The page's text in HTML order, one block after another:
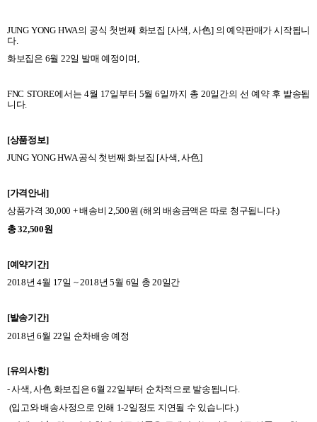
JUNG YONG HWA의 공식 첫번째 화보집 [사색 사色] 의 예약판매가 시작됩니
다.
화보집은 6월 22일 발매 예정이며,
FNC STORE에서는 4월 17일부터 5월 6일까지 총 20일간의 선 예약 후 발송됩
니다.
[상품정보]
JUNG YONG HWA공식 첫번째 화보집 [사색,사色]
[가격안내]
상품가격 30,000 +배송비 2,500원 (해외 배송금액은 따로 청구됩니다.)
총32,500원
[예약기간]
2018년 4월 17일 ~ 2018년 5월 6일 총 20일간
[발송기간]
2018년 6월 22일 순차배송 예정
[유의사항]
-사색,사色 화보집은 6월 22일부터 순차적으로 발송됩니다.
(입고와 배송사정으로 인해 1-2일정도 지연될 수 있습니다 .)